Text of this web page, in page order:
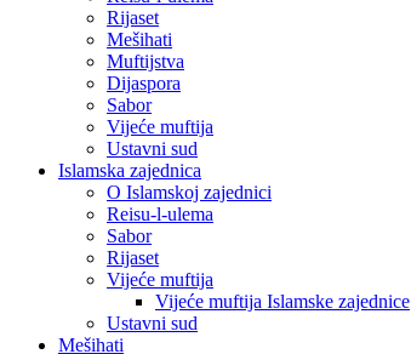
Rijaset
Mešihati
Muftijstva
Dijaspora
Sabor
Vijeće muftija
Ustavni sud
Islamska zajednica
O Islamskoj zajednici
Reisu-l-ulema
Sabor
Rijaset
Vijeće muftija
Vijeće muftija Islamske zajednice
Ustavni sud
Mešihati